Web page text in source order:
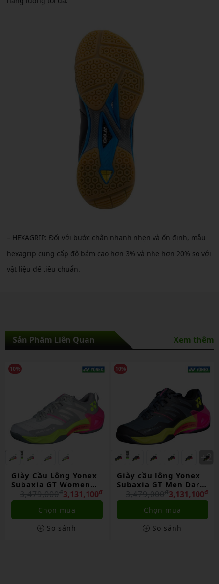
– HEXAGRIP: Đối với bước chân nhanh nhẹn và ổn định, mẫu
hexagrip cung cấp độ bám cao hơn 3% và nhẹ hơn 20% so với
vật liệu đế tiêu chuẩn.
Sản Phẩm Liên Quan Xem thêm
10%
Giày Cầu Lông Yonex
Subaxia GT Women
Light Gray Chính
Hãng
3,131,100₫
3,479,000₫
Chọn mua
So sánh
10%
Giày cầu lông Yonex
Subaxia GT Men Dark
Gray Chính Hãng3,131,100₫
3,479,000₫
Chọn mua
So sánh